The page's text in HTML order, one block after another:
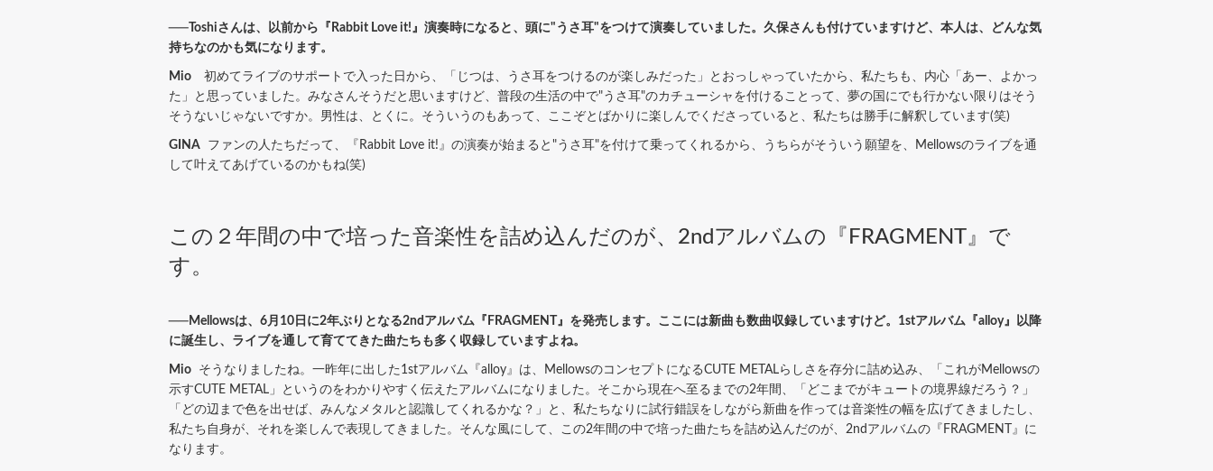
──Toshiさんは、以前から『Rabbit Love it!』演奏時になると、頭に"うさ耳"をつけて演奏していました。久保さんも付けていますけど、本人は、どんな気
持ちなのかも気になります。
Mio 初めてライブのサポートで入った日から、「じつは、うさ耳をつけるのが楽しみだった」とおっしゃっていたから、私たちも、内心「あー、よかっ
た」と思っていました。みなさんそうだと思いますけど、普段の生活の中で"うさ耳"のカチューシャを付けることって、夢の国にでも行かない限りはそう
そうないじゃないですか。男性は、とくに。そういうのもあって、ここぞとばかりに楽しんでくださっていると、私たちは勝手に解釈しています(笑)
GINA ファンの人たちだって、『Rabbit Love it!』の演奏が始まると"うさ耳"を付けて乗ってくれるから、うちらがそういう願望を、Mellowsのライブを通
して叶えてあげているのかもね(笑)
この２年間の中で培った音楽性を詰め込んだのが、2ndアルバムの『FRAGMENT』で
す。
──Mellowsは、6月10日に2年ぶりとなる2ndアルバム『FRAGMENT』を発売します。ここには新曲も数曲収録していますけど。1stアルバム『alloy』以降
に誕生し、ライブを通して育ててきた曲たちも多く収録していますよね。
Mio そうなりましたね。一昨年に出した1stアルバム『alloy』は、MellowsのコンセプトになるCUTE METALらしさを存分に詰め込み、「これがMellowsの
示すCUTE METAL」というのをわかりやすく伝えたアルバムになりました。そこから現在へ至るまでの2年間、「どこまでがキュートの境界線だろう？」
「どの辺まで色を出せば、みんなメタルと認識してくれるかな？」と、私たちなりに試行錯誤をしながら新曲を作っては音楽性の幅を広げてきましたし、
私たち自身が、それを楽しんで表現してきました。そんな風にして、この2年間の中で培った曲たちを詰め込んだのが、2ndアルバムの『FRAGMENT』に
なります。